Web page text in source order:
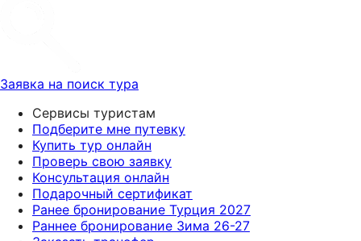
Заявка на поиск тура
Сервисы туристам
Подберите мне путевку
Купить тур онлайн
Проверь свою заявку
Консультация онлайн
Подарочный сертификат
Ранее бронирование Турция 2027
Раннее бронирование Зима 26-27